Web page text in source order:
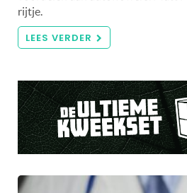
rijtje.
LEES VERDER